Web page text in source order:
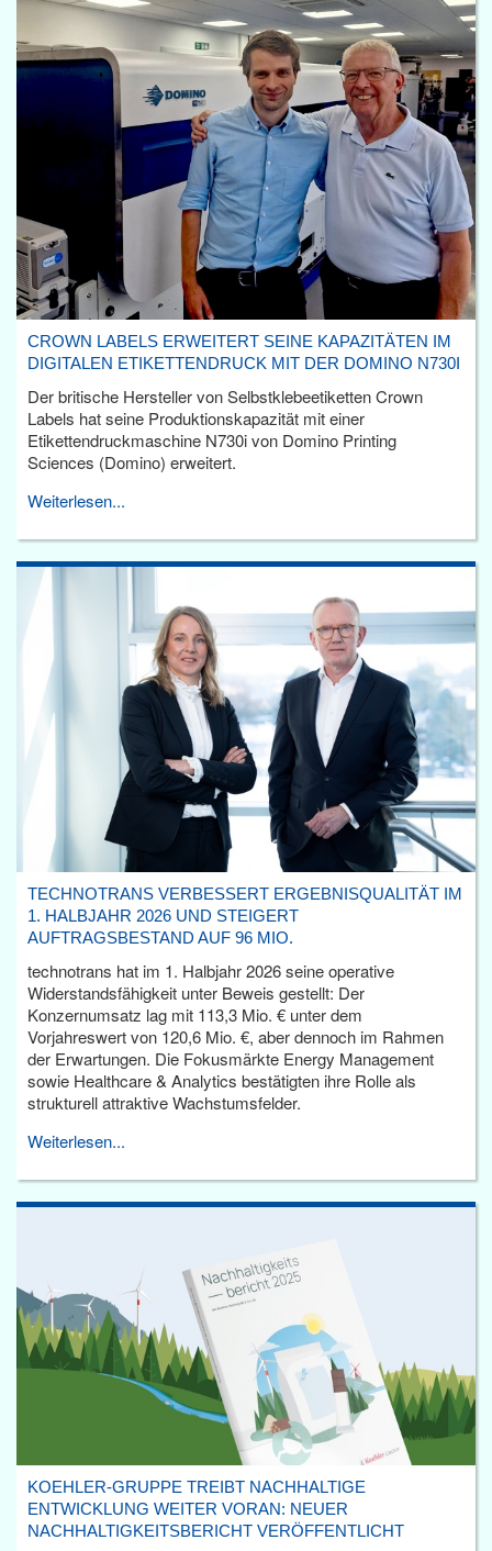
CROWN LABELS ERWEITERT SEINE KAPAZITÄTEN IM
DIGITALEN ETIKETTENDRUCK MIT DER DOMINO N730I
Der britische Hersteller von Selbstklebeetiketten Crown
Labels hat seine Produktionskapazität mit einer
Etikettendruckmaschine N730i von Domino Printing
Sciences (Domino) erweitert.
Weiterlesen...
TECHNOTRANS VERBESSERT ERGEBNISQUALITÄT IM
1. HALBJAHR 2026 UND STEIGERT
AUFTRAGSBESTAND AUF 96 MIO.
technotrans hat im 1. Halbjahr 2026 seine operative
Widerstandsfähigkeit unter Beweis gestellt: Der
Konzernumsatz lag mit 113,3 Mio. € unter dem
Vorjahreswert von 120,6 Mio. €, aber dennoch im Rahmen
der Erwartungen. Die Fokusmärkte Energy Management
sowie Healthcare & Analytics bestätigten ihre Rolle als
strukturell attraktive Wachstumsfelder.
Weiterlesen...
KOEHLER-GRUPPE TREIBT NACHHALTIGE
ENTWICKLUNG WEITER VORAN: NEUER
NACHHALTIGKEITSBERICHT VERÖFFENTLICHT